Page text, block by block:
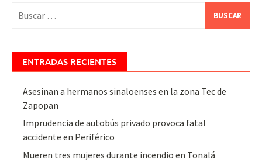
ENTRADAS RECIENTES
Asesinan a hermanos sinaloenses en la zona Tec de
Zapopan
Imprudencia de autobús privado provoca fatal
accidente en Periférico
Mueren tres mujeres durante incendio en Tonalá